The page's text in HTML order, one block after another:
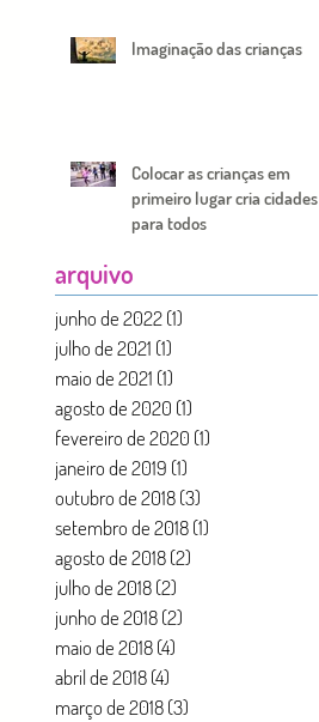
Imaginação das crianças
Colocar as crianças em
primeiro lugar cria cidades
para todos
arquivo
junho de 2022(1)
julho de 2021 (1)
maio de 2021 (1)
agosto de 2020 (1)
fevereiro de 2020 (1)
janeiro de 2019 (1)
outubro de 2018(3)
setembro de 2018(1)
agosto de 2018(2)
julho de 2018(2)
junho de 2018(2)
maio de 2018(4)
abril de 2018(4)
março de 2018(3)